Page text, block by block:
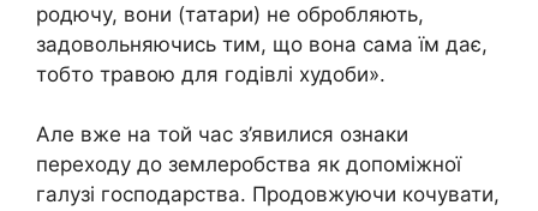
родючу, вони (татари) не обробляють,
задовольняючись тим, що вона сама їм дає,
тобто травою для годівлі худоби».
Але вже на той час з’явилися ознаки
переходу до землеробства як допоміжної
галузі господарства. Продовжуючи кочувати,